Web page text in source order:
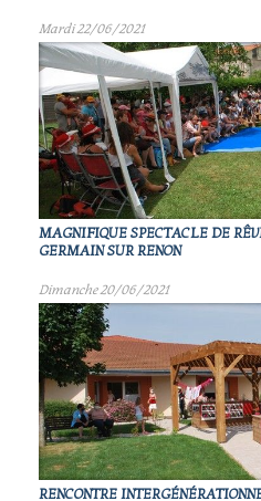
Mardi 22/06/2021
MAGNIFIQUE SPECTACLE DE
GERMAIN SUR RENON
Dimanche 20/06/2021
RENCONTRE